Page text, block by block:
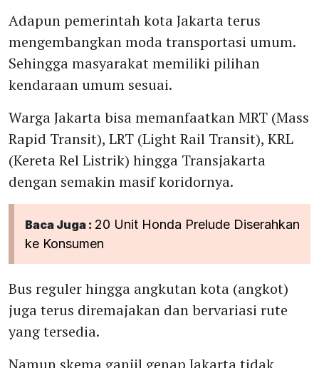
Adapun pemerintah kota Jakarta terus
mengembangkan moda transportasi umum.
Sehingga masyarakat memiliki pilihan
kendaraan umum sesuai.
Warga Jakarta bisa memanfaatkan MRT (Mass
Rapid Transit), LRT (Light Rail Transit), KRL
(Kereta Rel Listrik) hingga Transjakarta
dengan semakin masif koridornya.
Baca Juga : 20 Unit Honda Prelude Diserahkan
ke Konsumen
Bus reguler hingga angkutan kota (angkot)
juga terus diremajakan dan bervariasi rute
yang tersedia.
Namun skema ganjil genap Jakarta tidak